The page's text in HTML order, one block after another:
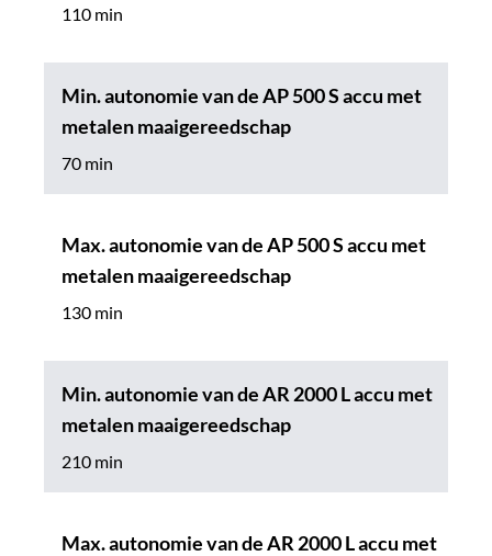
110 min
Min. autonomie van de AP 500 S accu met
metalen maaigereedschap
70 min
Max. autonomie van de AP 500 S accu met
metalen maaigereedschap
130 min
Min. autonomie van de AR 2000 L accu met
metalen maaigereedschap
210 min
Max. autonomie van de AR 2000 L accu met